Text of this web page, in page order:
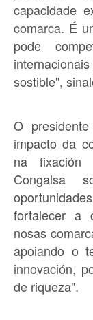
capacidade
comarca. É
pode
sostible",
O
impacto da
na fixación
Congalsa
fortalecer a
nosas
apoiando o
innovación,
de riqueza".